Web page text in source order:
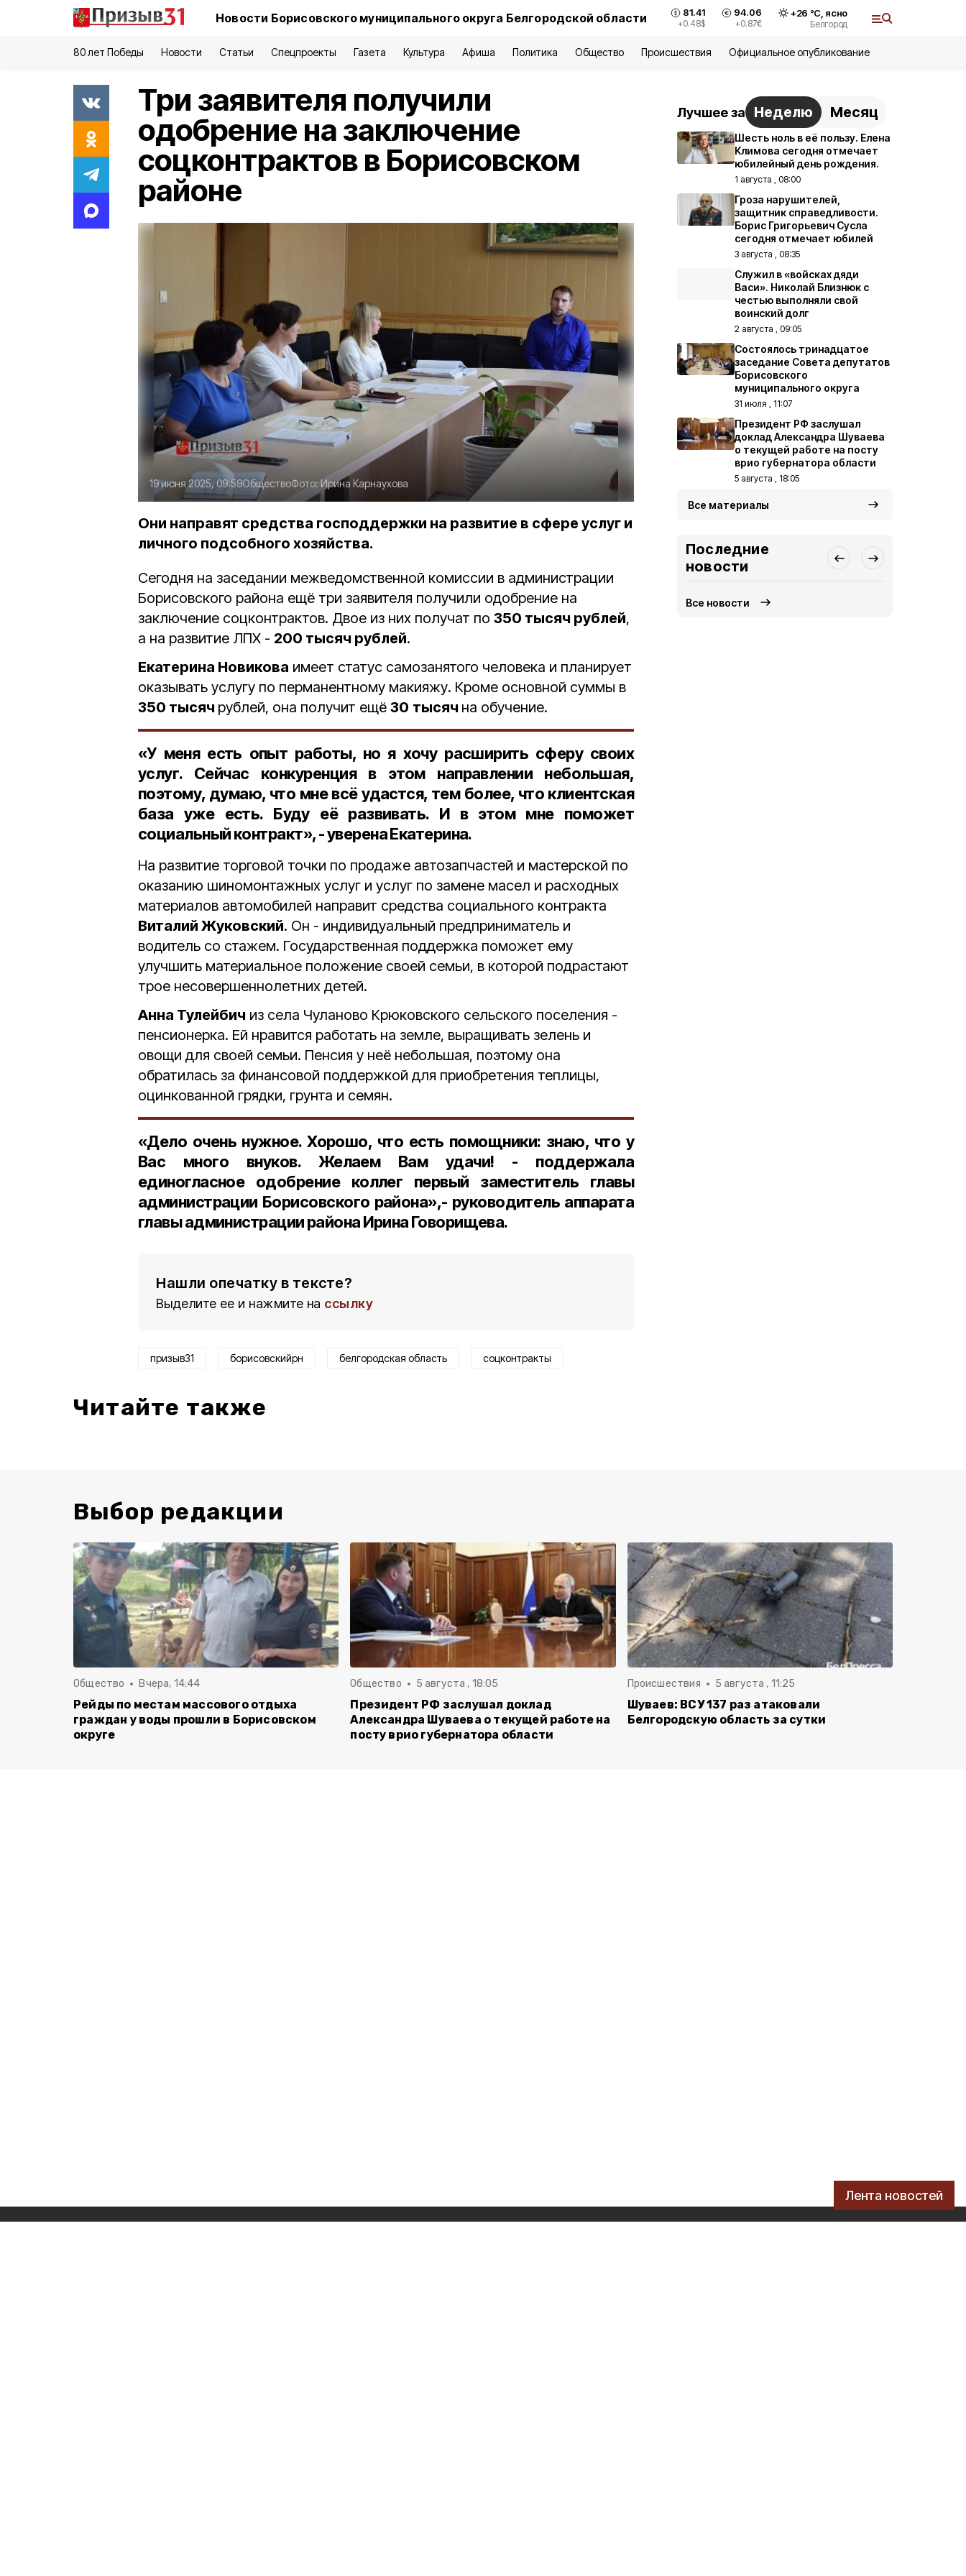
Новости Борисовского муниципального округа Белгородской области 81.41
+0.48$
94.06
+0.87€
+26 °С, ясно
Белгород
80 лет Победы Новости Статьи Спецпроекты Газета Культура Афиша Политика Общество Происшествия Официальное опубликование
Лента новостей
Три заявителя получили
одобрение на заключение
соцконтрактов в Борисовском
районе
19 июня 2025, 09:59ОбществоФото: Ирина Карнаухова
Они направят средства господдержки на развитие в сфере услуг и
личного подсобного хозяйства.
Сегодня на заседании межведомственной комиссии в администрации
Борисовского района ещё три заявителя получили одобрение на
заключение соцконтрактов. Двое из них получат по 350 тысяч рублей,
а на развитие ЛПХ - 200 тысяч рублей.
Екатерина Новикова имеет статус самозанятого человека и планирует
оказывать услугу по перманентному макияжу. Кроме основной суммы в
350 тысяч рублей, она получит ещё 30 тысяч на обучение.
«У меня есть опыт работы, но я хочу расширить сферу своих
услуг. Сейчас конкуренция в этом направлении небольшая,
поэтому, думаю, что мне всё удастся, тем более, что клиентская
база уже есть. Буду её развивать. И в этом мне поможет
социальный контракт», - уверена Екатерина.
На развитие торговой точки по продаже автозапчастей и мастерской по
оказанию шиномонтажных услуг и услуг по замене масел и расходных
материалов автомобилей направит средства социального контракта
Виталий Жуковский. Он - индивидуальный предприниматель и
водитель со стажем. Государственная поддержка поможет ему
улучшить материальное положение своей семьи, в которой подрастают
трое несовершеннолетних детей.
Анна Тулейбич из села Чуланово Крюковского сельского поселения -
пенсионерка. Ей нравится работать на земле, выращивать зелень и
овощи для своей семьи. Пенсия у неё небольшая, поэтому она
обратилась за финансовой поддержкой для приобретения теплицы,
оцинкованной грядки, грунта и семян.
«Дело очень нужное. Хорошо, что есть помощники: знаю, что у
Вас много внуков. Желаем Вам удачи! - поддержала
единогласное одобрение коллег первый заместитель главы
администрации Борисовского района»,- руководитель аппарата
главы администрации района Ирина Говорищева.
Нашли опечатку в тексте?
Выделите ее и нажмите на ссылку
призыв31 борисовскийрн белгородская область соцконтракты
Читайте также
Лучшее за Неделю Месяц
Шесть ноль в её пользу. Елена
Климова сегодня отмечает
юбилейный день рождения.
1 августа , 08:00
Гроза нарушителей,
защитник справедливости.
Борис Григорьевич Сусла
сегодня отмечает юбилей
3 августа , 08:35
Служил в «войсках дяди
Васи». Николай Близнюк с
честью выполняли свой
воинский долг
2 августа , 09:05
Состоялось тринадцатое
заседание Совета депутатов
Борисовского
муниципального округа
31 июля , 11:07
Президент РФ заслушал
доклад Александра Шуваева
о текущей работе на посту
врио губернатора области
5 августа , 18:05
Все материалы
Последние
новости
Все новости
Выбор редакции
Общество Вчера, 14:44
Рейды по местам массового отдыха
граждан у воды прошли в Борисовском
округе
Общество 5 августа , 18:05
Президент РФ заслушал доклад
Александра Шуваева о текущей работе на
посту врио губернатора области
Происшествия 5 августа , 11:25
Шуваев: ВСУ 137 раз атаковали
Белгородскую область за сутки